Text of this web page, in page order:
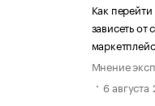
Как
зависеть от
Мнение
6 августа